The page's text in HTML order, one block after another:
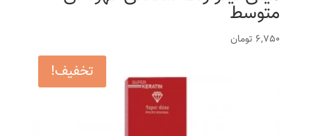
متوسط
6,750 تومان
تخفیف!